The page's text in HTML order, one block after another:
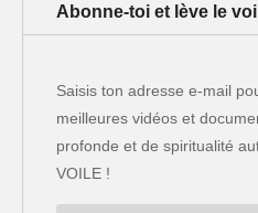
Abonne-toi et lève le
Saisis ton adresse e-mail
meilleures vidéos et
profonde et de spiritualité
VOILE !